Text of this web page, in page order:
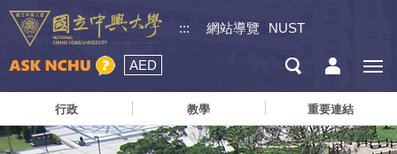
::: 網站導覽 NUST
AED
行政 教學 重要連結